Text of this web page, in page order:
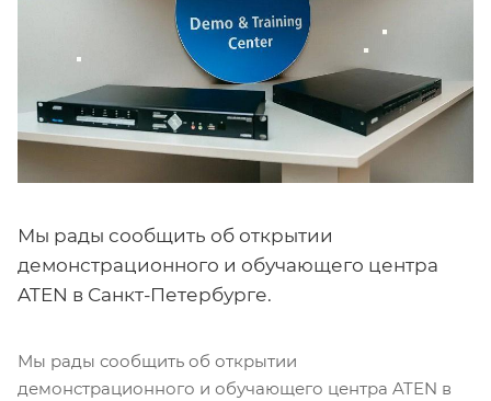
Мы рады сообщить об открытии
демонстрационного и обучающего центра
ATEN в Санкт-Петербурге.
Мы рады сообщить об открытии
демонстрационного и обучающего центра ATEN в